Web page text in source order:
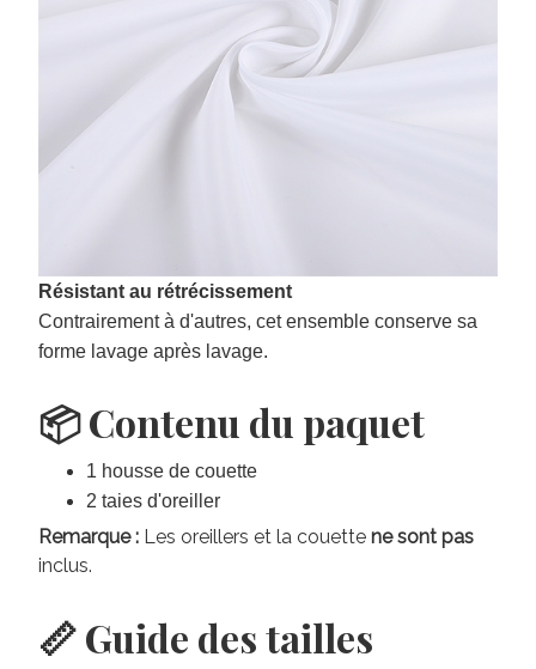
Résistant au rétrécissement
Contrairement à d'autres, cet ensemble conserve sa
forme lavage après lavage.
📦 Contenu du paquet
1 housse de couette
2 taies d'oreiller
Remarque : Les oreillers et la couette ne sont pas
inclus.
📏 Guide des tailles